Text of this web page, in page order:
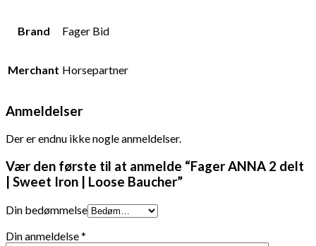
Brand Fager Bid
Merchant Horsepartner
Anmeldelser
Der er endnu ikke nogle anmeldelser.
Vær den første til at anmelde “Fager ANNA 2 delt
| Sweet Iron | Loose Baucher”
Din bedømmelse
Din anmeldelse*